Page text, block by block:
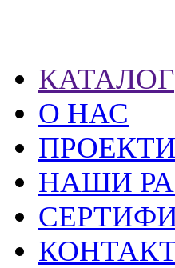
КАТАЛОГ
О НАС
НАШИ